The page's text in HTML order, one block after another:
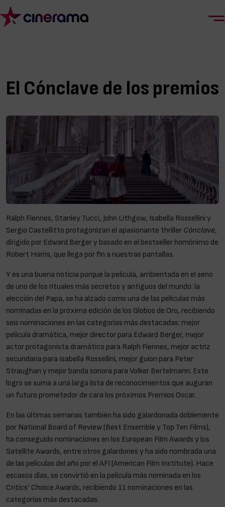
El Cónclave de los premios
Ralph Fiennes, Stanley Tucci, John Lithgow, Isabella Rossellini y
Sergio Castellitto protagonizan el apasionante thriller Cónclave,
dirigido por Edward Berger y basado en el bestseller homónimo de
Robert Harris, que llega por fin a nuestras pantallas.
Y es una buena noticia porque la película, ambientada en el seno
de uno de los rituales más secretos y antiguos del mundo: la
elección del Papa, se ha alzado como una de las películas más
nominadas en la próxima edición de los Globos de Oro, recibiendo
seis nominaciones en las categorías más destacadas: mejor
película dramática, mejor director para Edward Berger, mejor
actor protagonista dramático para Ralph Fiennes, mejor actriz
secundaria para Isabella Rossellini, mejor guion para Peter
Straughan y mejor banda sonora para Volker Bertelmann. Este
logro se suma a una larga lista de reconocimientos que auguran
un futuro prometedor de cara los próximos Premios Oscar.
En las últimas semanas también ha sido galardonada doblemente
por National Board of Review (Best Ensemble y Top Ten Films),
ha conseguido nominaciones en los European Film Awards y los
Satellite Awards, entre otros galardones y ha sido nombrada una
de las películas del año por el AFI (American Film Institute). Hace
escasos días, se convirtió en la película más nominada en los
Critics’ Choice Awards, recibiendo 11 nominaciones en las
categorías más destacadas.